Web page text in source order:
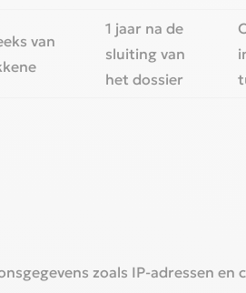
van
1 jaar na de
sluiting van
het dossier‎
zoals IP-adressen en